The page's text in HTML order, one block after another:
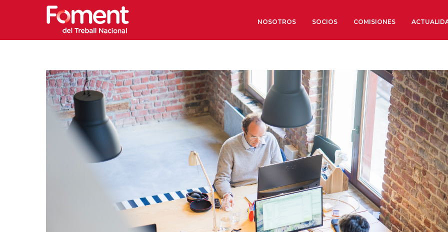
NOSOTROS
Órganos de Gobierno
Órganos Consultivos
Estructura Ejecutiva
Institut d’Estudis
Organizaciones sectoriales
Sociedad Barcelonesa de
Económicos y Sociales
Organizaciones
Conoce más
SOCIOS COMISIONES